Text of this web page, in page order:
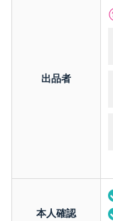
出品者
本人確認